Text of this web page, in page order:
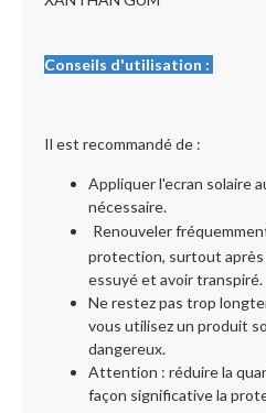
Conseils d'utilisation :
Il est recommandé de :
Appliquer l'ecran solaire
nécessaire.
Renouveler
protection, surtout après
essuyé et avoir transpiré.
Ne restez pas trop
vous utilisez un produit
dangereux.
Attention : réduire la
façon significative la